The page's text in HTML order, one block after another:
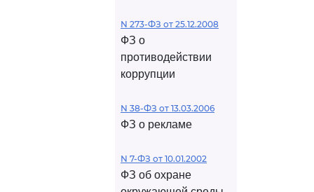
N 273-ФЗ от 25.12.2008
ФЗ о
противодействии
коррупции
N 38-ФЗ от 13.03.2006
ФЗ о рекламе
N 7-ФЗ от 10.01.2002
ФЗ об охране